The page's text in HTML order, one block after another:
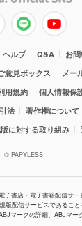
ヘルプ Q&A
お
意見ボックス
メー
用規約
個人情報保
法
著作権について
に対する取り組み
© PAPYLESS
子書店・電子書籍配信サ
版配信サービスであるこ
マークの詳細、ABJマー